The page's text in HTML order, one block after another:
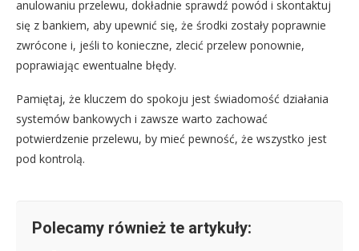
anulowaniu przelewu, dokładnie sprawdź powód i skontaktuj
się z bankiem, aby upewnić się, że środki zostały poprawnie
zwrócone i, jeśli to konieczne, zlecić przelew ponownie,
poprawiając ewentualne błędy.
Pamiętaj, że kluczem do spokoju jest świadomość działania
systemów bankowych i zawsze warto zachować
potwierdzenie przelewu, by mieć pewność, że wszystko jest
pod kontrolą.
Polecamy również te artykuły: